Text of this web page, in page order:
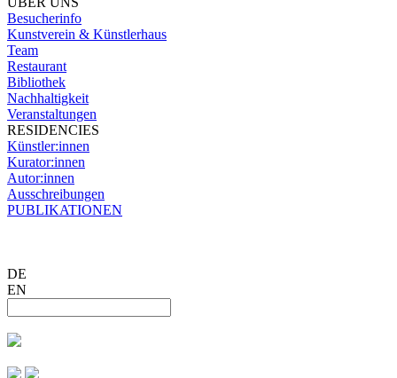
Besucherinfo
Kunstverein & Künstlerhaus
Team
Restaurant
Bibliothek
Nachhaltigkeit
Veranstaltungen
RESIDENCIES
Künstler:innen
Kurator:innen
Autor:innen
Ausschreibungen
PUBLIKATIONEN
DE
EN